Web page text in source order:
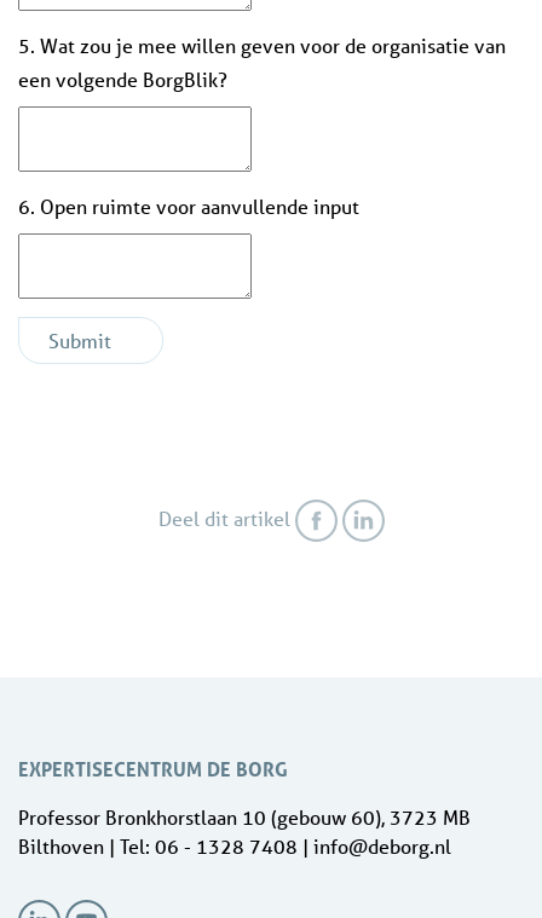
5. Wat zou je mee willen geven voor de organisatie van
een volgende BorgBlik?
6. Open ruimte voor aanvullende input
Deel dit artikel
EXPERTISECENTRUM DE BORG
Professor Bronkhorstlaan 10 (gebouw 60), 3723 MB
Bilthoven | Tel: 06 - 1328 7408 | info@deborg.nl